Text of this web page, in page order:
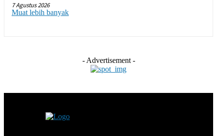
7 Agustus 2026
Muat lebih banyak
- Advertisement -